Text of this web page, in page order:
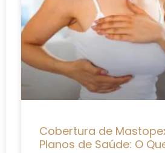
Cobertura de
Planos de Saúde: O